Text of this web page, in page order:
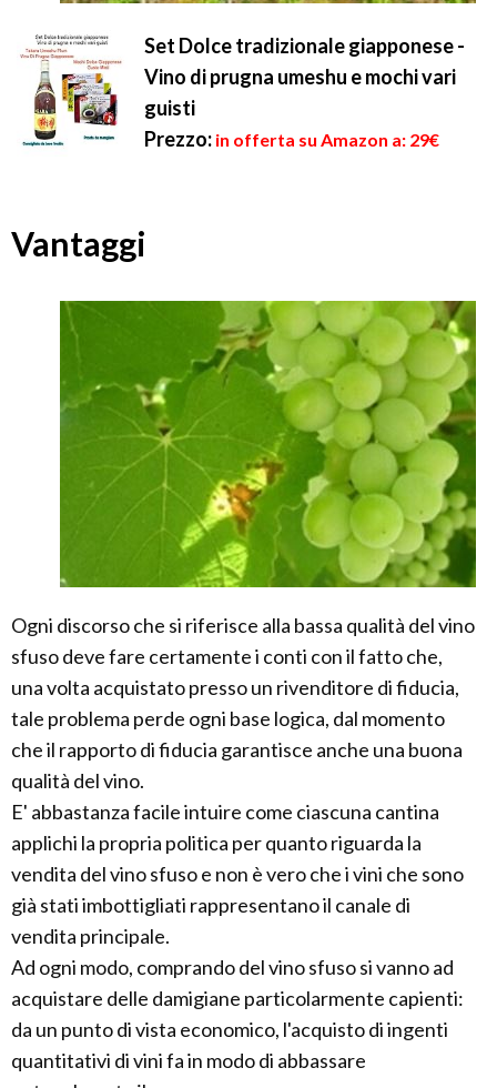
Set Dolce tradizionale giapponese -
Vino di prugna umeshu e mochi vari
guisti
Prezzo: in offerta su Amazon a: 29€
Vantaggi
Ogni discorso che si riferisce alla bassa qualità del vino
sfuso deve fare certamente i conti con il fatto che,
una volta acquistato presso un rivenditore di fiducia,
tale problema perde ogni base logica, dal momento
che il rapporto di fiducia garantisce anche una buona
qualità del vino.
E' abbastanza facile intuire come ciascuna cantina
applichi la propria politica per quanto riguarda la
vendita del vino sfuso e non è vero che i vini che sono
già stati imbottigliati rappresentano il canale di
vendita principale.
Ad ogni modo, comprando del vino sfuso si vanno ad
acquistare delle damigiane particolarmente capienti:
da un punto di vista economico, l'acquisto di ingenti
quantitativi di vini fa in modo di abbassare